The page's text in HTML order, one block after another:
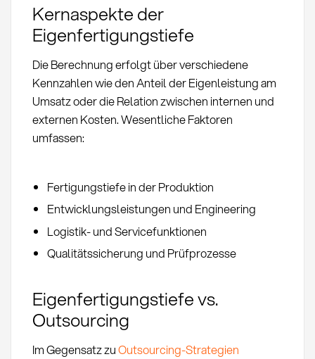
Kernaspekte der
Eigenfertigungstiefe
Die Berechnung erfolgt über verschiedene
Kennzahlen wie den Anteil der Eigenleistung am
Umsatz oder die Relation zwischen internen und
externen Kosten. Wesentliche Faktoren
umfassen:
Fertigungstiefe in der Produktion
Entwicklungsleistungen und Engineering
Logistik- und Servicefunktionen
Qualitätssicherung und Prüfprozesse
Eigenfertigungstiefe vs.
Outsourcing
Im Gegensatz zuOutsourcing-Strategien